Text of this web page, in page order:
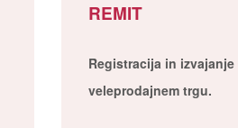
REMIT
Registracija in
veleprodajnem trgu.